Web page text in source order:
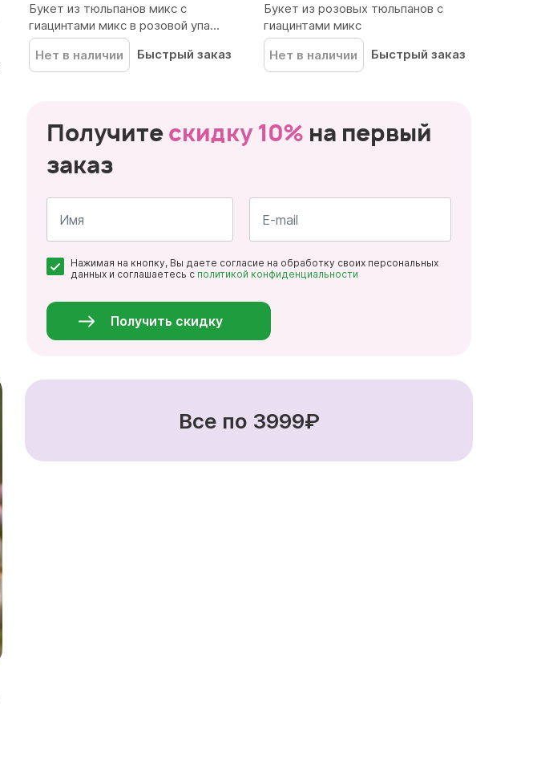
Букет из тюльпанов микс с
гиацинтами микс в розовой упа...
Нет в наличии
Быстрый заказ
Букет из розовых тюльпанов с
гиацинтами микс
Нет в наличии
Быстрый заказ
Получитескидку 10% на первый
заказ
*
*
Нажимая на кнопку, Вы даете согласие на обработку своих персональных
данных и соглашаетесь с политикой конфиденциальности
Получить скидку
Все по 3999₽